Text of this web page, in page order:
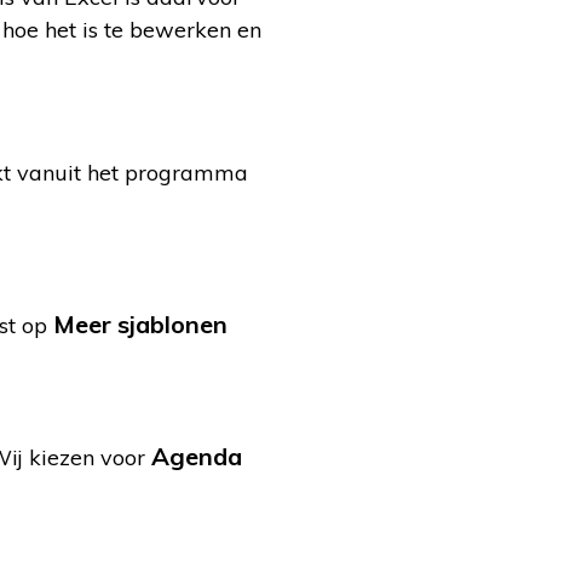
het is te bewerken en
vanuit het programma
op Meer sjablonen
kiezen voor Agenda